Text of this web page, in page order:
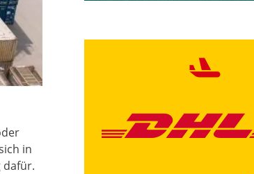
in
dafür.